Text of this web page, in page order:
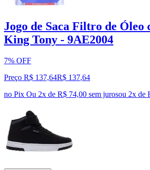
Jogo de Saca Filtro de Óleo
King Tony - 9AE2004
7% OFF
Preço R$ 137,64R$ 137,64
no Pix Ou 2x de R$ 74,00 sem jurosou 2x de